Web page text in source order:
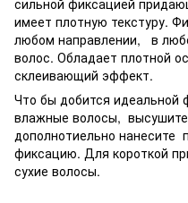
имеет плотную текстуру.
любом направлении, в
волос. Обладает плотной
склеивающий эффект.
Что бы добится идеальной
влажные волосы,
дополнотиельно нанесите
фиксацию. Для короткой
сухие волосы.